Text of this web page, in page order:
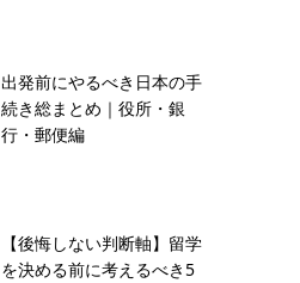
出発前にやるべき日本の手
続き総まとめ｜役所・銀
行・郵便編
【後悔しない判断軸】留学
を決める前に考えるべき5